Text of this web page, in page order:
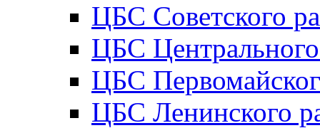
ЦБС Советского
ЦБС
ЦБС
ЦБС Ленинского